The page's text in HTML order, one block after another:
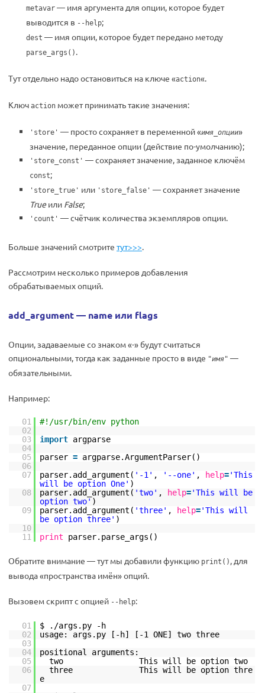
metavar — имя аргумента для опции, которое будет
выводится в --help;
dest — имя опции, которое будет передано методу
parse_args() .
Тут отдельно надо остановиться на ключе «action«.
Ключ action может принимать такие значения:
'store' — просто сохраняет в переменной «имя_опции»
значение, переданное опции (действие по-умолчанию);
'store_const' — сохраняет значение, заданное ключём
const;
'store_true' или 'store_false' — сохраняет значение
Trueили False;
'count' — счётчик количества экземпляров опции.
Больше значений смотрите тут>>>.
Рассмотрим несколько примеров добавления
обрабатываемых опций.
add_argument — name или flags
Опции, задаваемые со знаком «-» будут считаться
опциональными, тогда как заданные просто в виде "имя" —
обязательными.
Например:
01
#!/usr/bin/env python
02
03
import argparse
04
05
parser = argparse.ArgumentParser()
06
07
parser.add_argument( '-1' , '--one' , help='This
will be option One' )
08
parser.add_argument( 'two' , help='This will be
option two' )
09
parser.add_argument( 'three' , help='This will
be option three' )
10
11
print parser.parse_args()
Обратите внимание — тут мы добавили функцию print() , для
вывода «пространства имён» опций.
Вызовем скрипт с опцией --help:
01
$ ./args.py -h
02
usage: args.py [-h] [-1 ONE] two three
03
04
positional arguments:
05
two This will be option two
06
three This will be option thre
e
07